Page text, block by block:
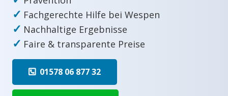
✓ Fachgerechte Hilfe bei Wespen
✓ Nachhaltige Ergebnisse
✓ Faire & transparente Preise
01578 06 877 32